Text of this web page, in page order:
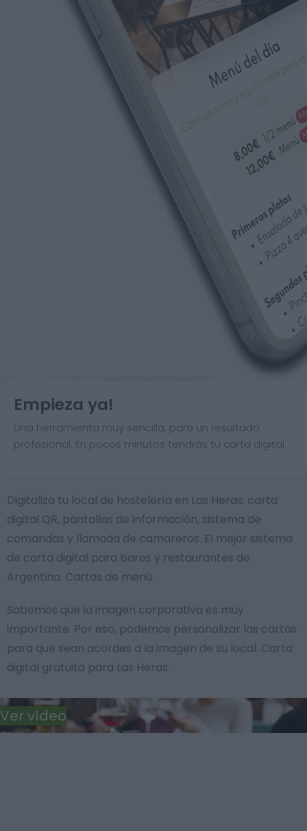
Empieza ya!
Una herramienta muy sencilla, para un resultado
profesional. En pocos minutos tendrás tu carta digital.
Digitaliza tu local de hostelería en Las Heras: carta
digital QR, pantallas de información, sistema de
comandas y llamada de camareros. El mejor sistema
de carta digital para bares y restaurantes de
Argentina. Cartas de menú.
Sabemos que la imagen corporativa es muy
importante. Por eso, podemos personalizar las cartas
para que sean acordes a la imagen de su local. Carta
digital gratuita para Las Heras.
Ver vídeo